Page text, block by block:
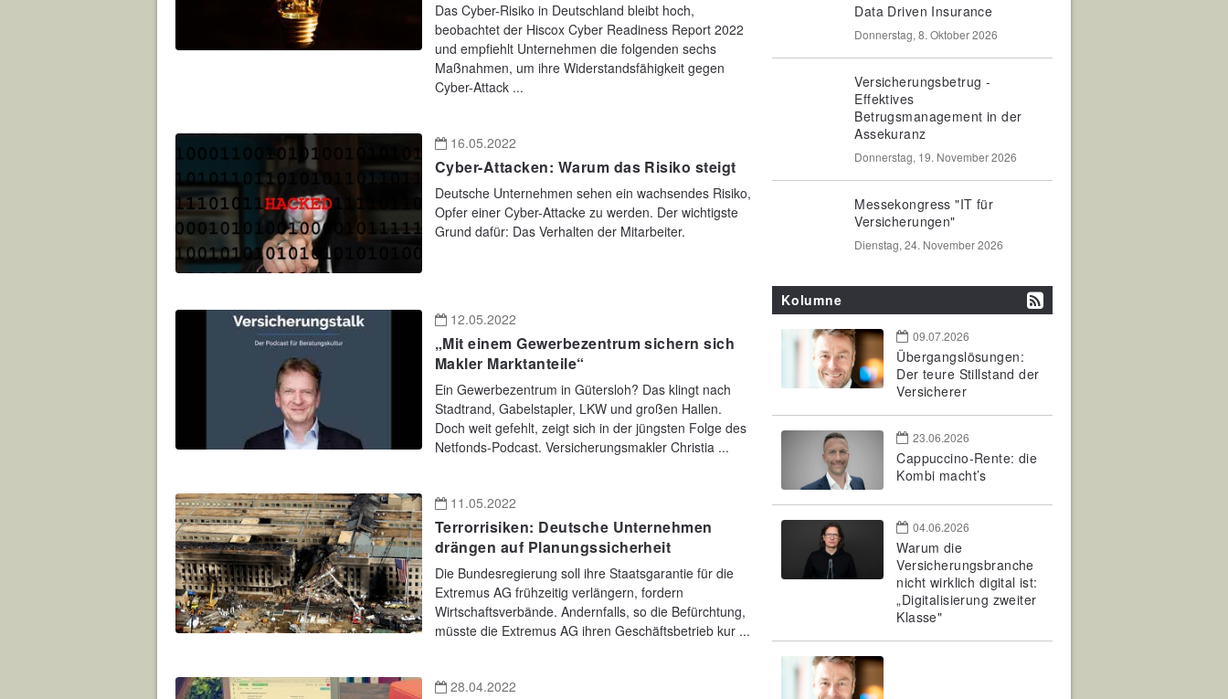
Das Cyber-Risiko in Deutschland bleibt hoch,
beobachtet der Hiscox Cyber Readiness Report 2022
und empfiehlt Unternehmen die folgenden sechs
Maßnahmen, um ihre Widerstandsfähigkeit gegen
Cyber-Attack ...
16.05.2022
Cyber-Attacken: Warum das Risiko steigt
Deutsche Unternehmen sehen ein wachsendes Risiko,
Opfer einer Cyber-Attacke zu werden. Der wichtigste
Grund dafür: Das Verhalten der Mitarbeiter.
12.05.2022
„Mit einem Gewerbezentrum sichern sich
Makler Marktanteile“
Ein Gewerbezentrum in Gütersloh? Das klingt nach
Stadtrand, Gabelstapler, LKW und großen Hallen.
Doch weit gefehlt, zeigt sich in der jüngsten Folge des
Netfonds-Podcast. Versicherungsmakler Christia ...
11.05.2022
Terrorrisiken: Deutsche Unternehmen
drängen auf Planungssicherheit
Die Bundesregierung soll ihre Staatsgarantie für die
Extremus AG frühzeitig verlängern, fordern
Wirtschaftsverbände. Andernfalls, so die Befürchtung,
müsste die Extremus AG ihren Geschäftsbetrieb kur ...
28.04.2022
Data Driven Insurance
Donnerstag, 8. Oktober 2026
Versicherungsbetrug -
Effektives
Betrugsmanagement in der
Assekuranz
Donnerstag, 19. November 2026
Messekongress "IT für
Versicherungen"
Dienstag, 24. November 2026
Kolumne
09.07.2026
Übergangslösungen:
Der teure Stillstand der
Versicherer
23.06.2026
Cappuccino-Rente: die
Kombi macht’s
04.06.2026
Warum die
Versicherungsbranche
nicht wirklich digital ist:
„Digitalisierung zweiter
Klasse"